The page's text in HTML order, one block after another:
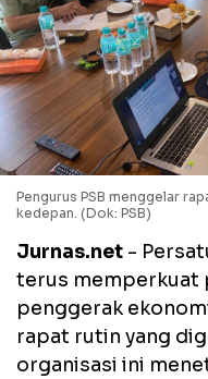
Pengurus PSB menggelar
kedepan. (Dok: PSB)
Jurnas.net -
terus memperkuat
penggerak
rapat rutin yang
organisasi ini